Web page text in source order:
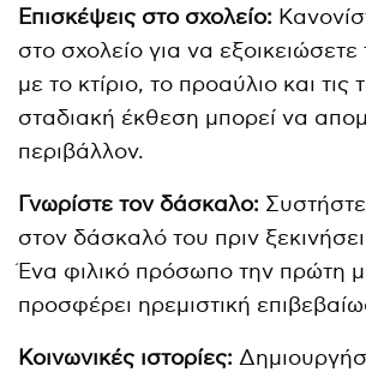
Επισκέψεις στο σχολείο:
στο σχολείο για να εξοικειώσετε
με το κτίριο, το προαύλιο και τις
σταδιακή έκθεση μπορεί να
περιβάλλον.
Γνωρίστε τον δάσκαλο:
στον δάσκαλό του πριν
Ένα φιλικό πρόσωπο την πρώτη
προσφέρει ηρεμιστική
Κοινωνικές ιστορίες: